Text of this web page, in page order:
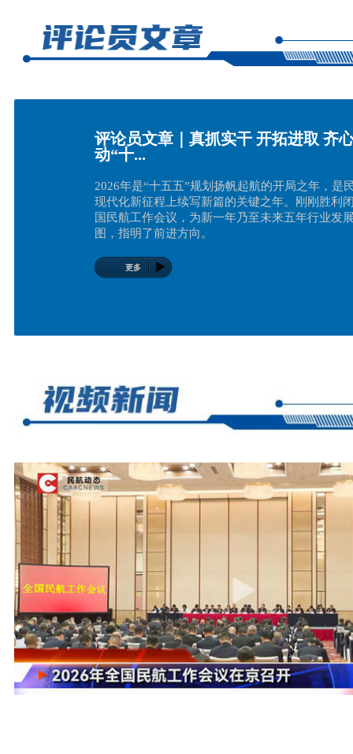
评论员文章｜真抓实干 开拓进取 齐
动“十...
2026年是“十五五”规划扬帆起航的开局之年，是
现代化新征程上续写新篇的关键之年。刚刚胜利
国民航工作会议，为新一年乃至未来五年行业发
图，指明了前进方向。
更多